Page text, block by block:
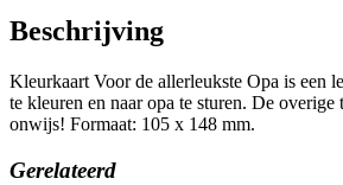
Beschrijving
Kleurkaart Voor de allerleukste Opa is een
te kleuren en naar opa te sturen. De
onwijs! Formaat: 105 x 148 mm.
Gerelateerd